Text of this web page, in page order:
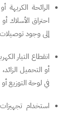
الرائحة
احتراق الأسلاك
إلى وجود
انقطاع التيار
أو التحميل
في لوحة التوزيع أو
استخدام